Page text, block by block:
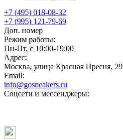
+7 (495) 018-08-32
+7 (995) 121-79-69
Доп. номер
Режим работы:
Пн-Пт, с 10:00-19:00
Адрес:
Москва, улица Красная Пресня, 29
Email:
info@gosneakers.ru
Соцсети и мессенджеры: